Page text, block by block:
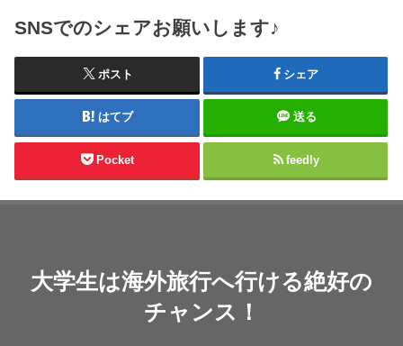
SNSでのシェアお願いします♪
ポスト シェア
はてブ 送る
Pocket feedly
大学生は海外旅行へ行ける絶好の
チャンス！